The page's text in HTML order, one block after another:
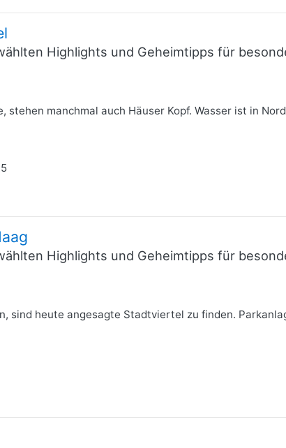
Highlights und Geheimtipps für
stehen manchmal auch Häuser Kopf. Wasser ist in
Highlights und Geheimtipps für
sind heute angesagte Stadtviertel zu finden.